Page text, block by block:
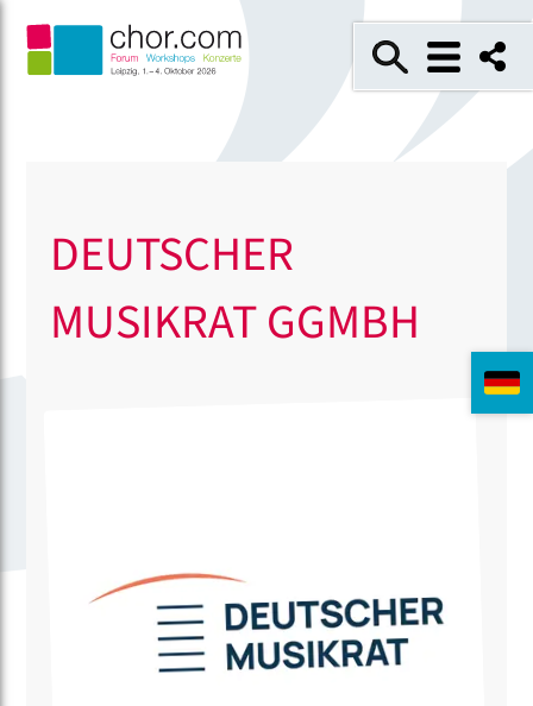
DEUTSCHER
MUSIKRAT GGMBH